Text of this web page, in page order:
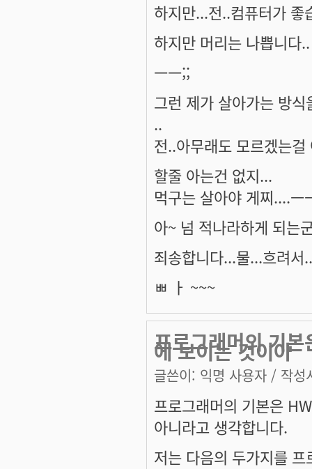
하지만...전..컴퓨터가 좋
하지만 머리는 나쁩니다..
ㅡㅡ;;
그런 제가 살아가는 방
..
전..아무래도 모르겠는
할줄 아는건 없지...
먹구는 살아야 게찌....ㅡ
아~ 넘 적나라하게 되는
죄송합니다...물...흐려서
ㅃ ㅏ ~~~
프로그래머의 기
에 보이는 것이아
글쓴이: 익명 사용자 / 작성
프로그래머의 기본은
아니라고 생각합니다.
저는 다음의 두가지를